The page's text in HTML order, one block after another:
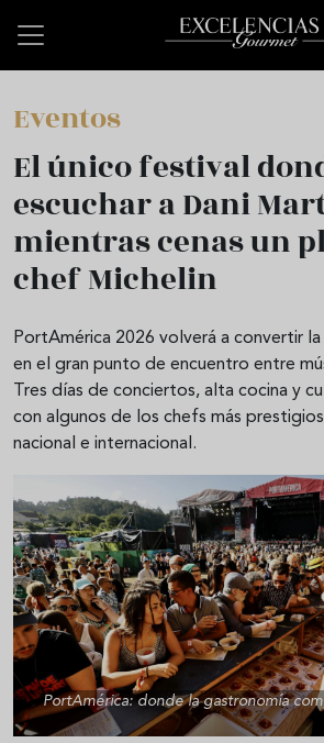
Eventos
El único festival
escuchar a Dani
mientras cenas un
chef Michelin
PortAmérica 2026 volverá a convertir
en el gran punto de encuentro entre
Tres días de conciertos, alta cocina y
con algunos de los chefs más
nacional e internacional.
PortAmérica: donde la gastronomía